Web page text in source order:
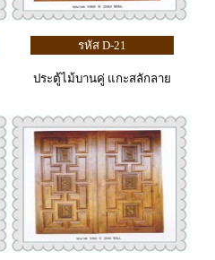
รหัส D-21
ประตู้ไม้บานคู่ แกะสลักลาย